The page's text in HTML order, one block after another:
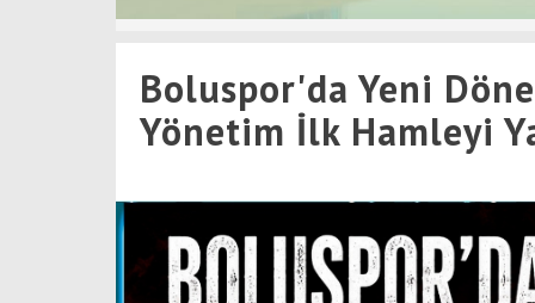
Boluspor'da Yeni
Yönetim İlk Hamleyi